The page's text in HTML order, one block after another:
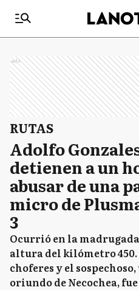
Ads
RUTAS
Adolfo
detienen a un
abusar de una
micro de
3
Ocurrió en la madrugada
altura del kilómetro
choferes y el
oriundo de Necochea,